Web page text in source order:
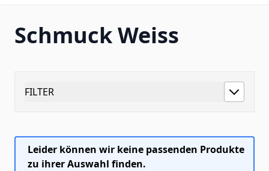
Schmuck Weiss
FILTER
Leider können wir keine passenden Produkte
zu ihrer Auswahl finden.